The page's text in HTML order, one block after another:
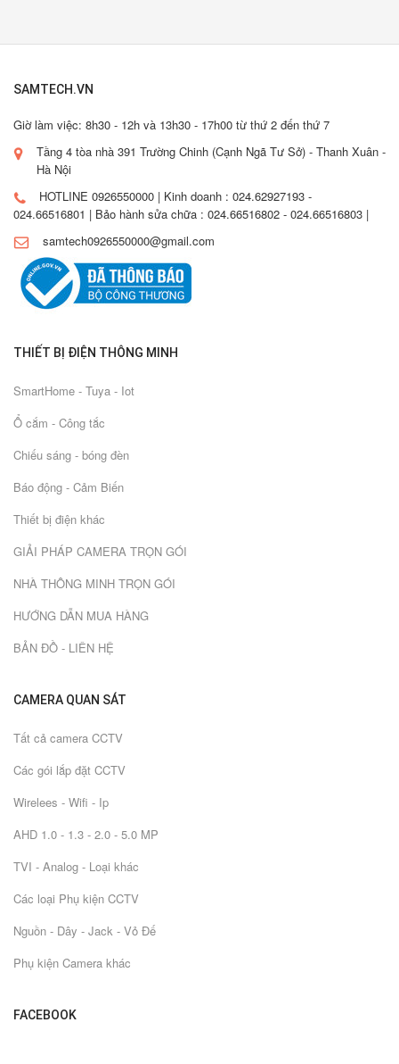
SAMTECH.VN
Giờ làm việc: 8h30 - 12h và 13h30 - 17h00 từ thứ 2 đến thứ 7
Tầng 4 tòa nhà 391 Trường Chinh (Cạnh Ngã Tư Sở) - Thanh Xuân -
Hà Nội
HOTLINE 0926550000 | Kinh doanh : 024.62927193 -
024.66516801 | Bảo hành sửa chữa : 024.66516802 - 024.66516803 |
samtech0926550000@gmail.com
THIẾT BỊ ĐIỆN THÔNG MINH
SmartHome - Tuya - Iot
Ổ cắm - Công tắc
Chiếu sáng - bóng đèn
Báo động - Cảm Biến
Thiết bị điện khác
GIẢI PHÁP CAMERA TRỌN GÓI
NHÀ THÔNG MINH TRỌN GÓI
HƯỚNG DẪN MUA HÀNG
BẢN ĐỒ - LIÊN HỆ
CAMERA QUAN SÁT
Tất cả camera CCTV
Các gói lắp đặt CCTV
Wirelees - Wifi - Ip
AHD 1.0 - 1.3 - 2.0 - 5.0 MP
TVI - Analog - Loại khác
Các loại Phụ kiện CCTV
Nguồn - Dây - Jack - Vỏ Đế
Phụ kiện Camera khác
FACEBOOK